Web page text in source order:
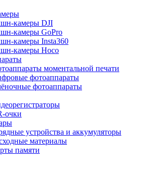
камеры DJI
камеры GoPro
камеры Insta360
камеры Hoco
моментальной печати
фотоаппараты
фотоаппараты
очки
устройства и аккумуляторы
материалы
памяти